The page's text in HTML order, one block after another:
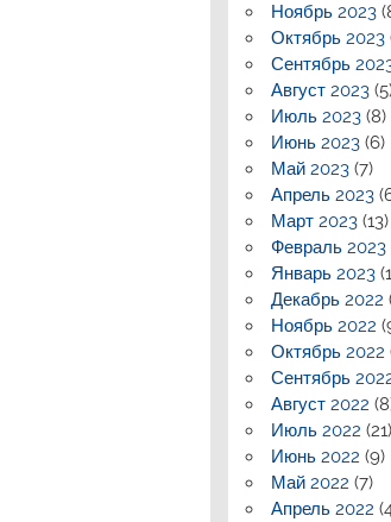
Ноябрь 2023
Октябрь 2023
Сентябрь
Август 2023
Июль 2023 (8)
Июнь 2023 (6)
Май 2023 (7)
Апрель 2023
Март 2023 (13)
Февраль 2023
Январь 2023
Декабрь 2022
Ноябрь 2022
Октябрь 2022
Сентябрь
Август 2022
Июль 2022 (21)
Июнь 2022 (9)
Май 2022 (7)
Апрель 2022